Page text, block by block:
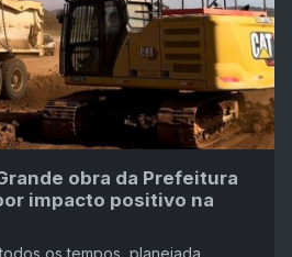
obra da Prefeitura
impacto positivo na